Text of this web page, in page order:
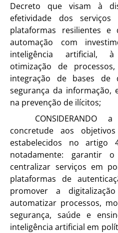
Decreto que visam à
efetividade dos
plataformas resilientes
automação com
inteligência artificial,
otimização de
integração de bases de
segurança da informação,
na prevenção de ilícitos;
concretude aos
estabelecidos no artigo
notadamente: garantir
centralizar serviços em
plataformas de
promover a
automatizar processos,
segurança, saúde e
inteligência artificial em